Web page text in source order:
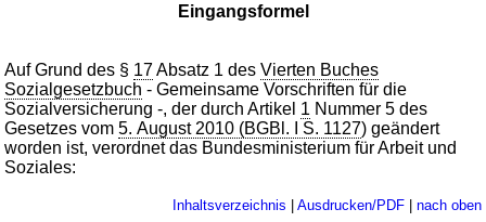
Eingangsformel
Auf Grund des § 17Absatz 1 desVierten Buches
Sozialgesetzbuch - Gemeinsame Vorschriften für die
Sozialversicherung -, der durch Artikel 1 Nummer 5 des
Gesetzes vom5. August 2010 (BGBl. I S. 1127) geändert
worden ist, verordnet das Bundesministerium für Arbeit und
Soziales:
Inhaltsverzeichnis | Ausdrucken/PDF| nach oben